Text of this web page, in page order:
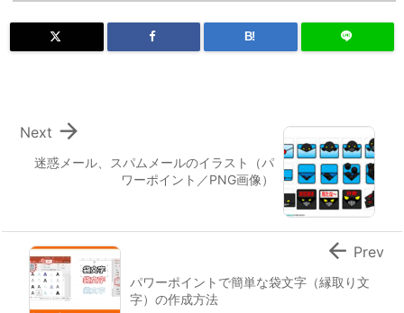
B!
迷惑メール、スパムメールのイラスト（パ
ワーポイント／PNG画像）

Next
パワーポイントで簡単な袋文字（縁取り文
字）の作成方法
 Prev